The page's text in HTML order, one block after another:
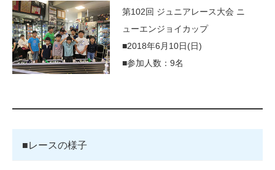
第102回 ジュニアレース大会 ニ
ューエンジョイカップ
■2018年6月10日(日)
■参加人数：9名
■レースの様子